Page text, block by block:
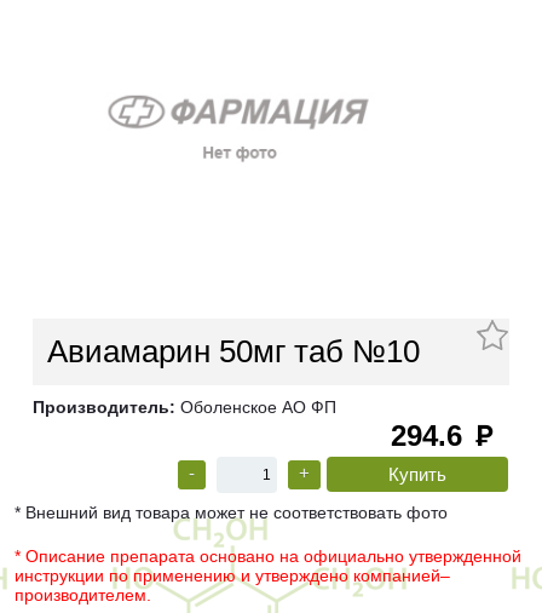
Авиамарин 50мг таб №10
Производитель: Оболенское АО ФП
294.6 руб
- +
* Внешний вид товара может не соответствовать фото
* Описание препарата основано на официально утвержденной
инструкции по применению и утверждено компанией–
производителем.